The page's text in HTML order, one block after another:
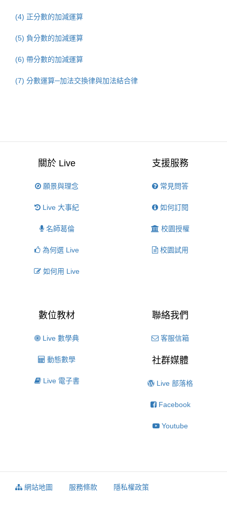
(4) 正分數的加減運算
(5) 負分數的加減運算
(6) 帶分數的加減運算
(7) 分數運算─加法交換律與加法結合律
關於 Live
願景與理念
Live 大事紀
名師葛倫
為何選 Live
如何用 Live
支援服務
常見問答
如何訂閱
校園授權
校園試用
數位教材
Live 數學典
動態數學
Live 電子書
聯絡我們
客服信箱
社群媒體
Live 部落格
Facebook
Youtube
網站地圖 服務條款 隱私權政策